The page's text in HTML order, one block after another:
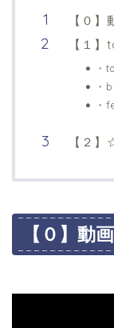
【０】
【１
・
・
・
【２
【０】動